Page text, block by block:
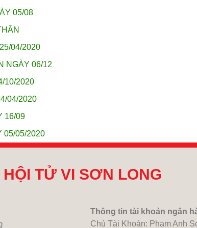
05/08
04/2020
NGÀY 06/12
10/2020
04/2020
16/09
05/05/2020
HỘI TỬ VI SƠN LONG
Thông tin tài khoản ngân
Chủ Tài Khoản: Pham Anh